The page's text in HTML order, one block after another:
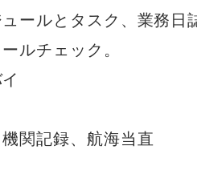
ールとタスク、業務日
ルチェック。
関記録、航海当直